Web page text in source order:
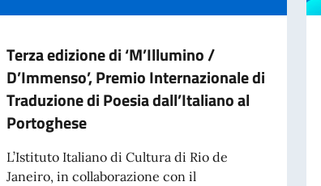
Terza edizione di ‘M’Illumino /
D’Immenso’, Premio Internazionale di
Traduzione di Poesia dall’Italiano al
Portoghese
L’Istituto Italiano di Cultura di Rio de
Janeiro, in collaborazione con il